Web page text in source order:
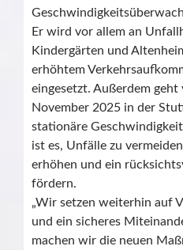
Er wird vor allem an
Kindergärten und
erhöhtem
eingesetzt. Außerdem
November 2025 in der
stationäre
ist es, Unfälle zu
erhöhen und ein
fördern.
„Wir setzen weiterhin auf
und ein sicheres
machen wir die neuen